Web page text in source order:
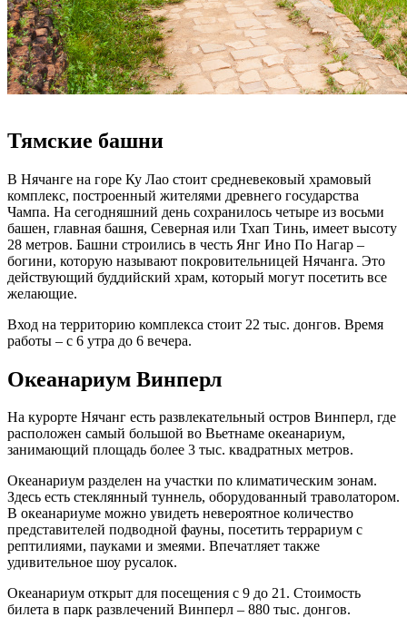
Тямские башни
В Нячанге на горе Ку Лао стоит средневековый храмовый
комплекс, построенный жителями древнего государства
Чампа. На сегодняшний день сохранилось четыре из восьми
башен, главная башня, Северная или Тхап Тинь, имеет высоту
28 метров. Башни строились в честь Янг Ино По Нагар –
богини, которую называют покровительницей Нячанга. Это
действующий буддийский храм, который могут посетить все
желающие.
Вход на территорию комплекса стоит 22 тыс. донгов. Время
работы – с 6 утра до 6 вечера.
Океанариум Винперл
На курорте Нячанг есть развлекательный остров Винперл, где
расположен самый большой во Вьетнаме океанариум,
занимающий площадь более 3 тыс. квадратных метров.
Океанариум разделен на участки по климатическим зонам.
Здесь есть стеклянный туннель, оборудованный траволатором.
В океанариуме можно увидеть невероятное количество
представителей подводной фауны, посетить террариум с
рептилиями, пауками и змеями. Впечатляет также
удивительное шоу русалок.
Океанариум открыт для посещения с 9 до 21. Стоимость
билета в парк развлечений Винперл – 880 тыс. донгов.